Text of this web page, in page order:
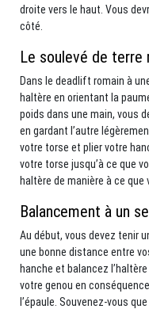
droite vers le haut. Vous
côté.
Le soulevé de terre
Dans le deadlift romain à
haltère en orientant la
poids dans une main, vous
en gardant l’autre
votre torse et plier votre
votre torse jusqu’à ce que
haltère de manière à ce que
Balancement à un
Au début, vous devez tenir
une bonne distance entre
hanche et balancez
votre genou en
l’épaule. Souvenez-vous